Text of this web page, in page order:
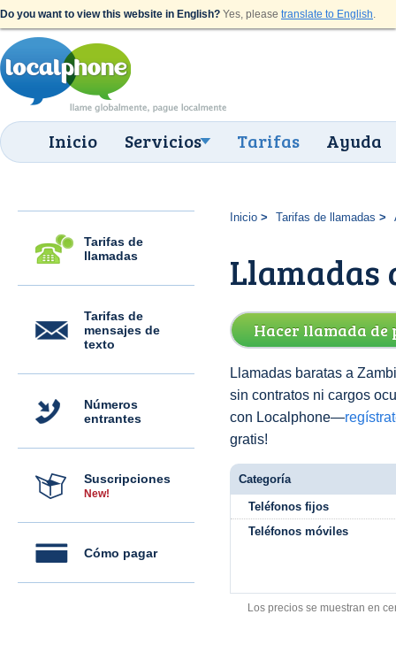
Do you want to view this website in English? Yes, please translate to English.
Inicio Servicios Tarifas Ayuda
Tarifas de
llamadas
Tarifas de
mensajes de
texto
Números
entrantes
Suscripciones
New!
Cómo pagar
Inicio Tarifas de llamadas
Llamadas
Hacer llamada de
Llamadas baratas a
sin contratos ni cargos
con Localphone—
gratis!
Categoría
Teléfonos fijos
Teléfonos móviles
Los precios se muestran en